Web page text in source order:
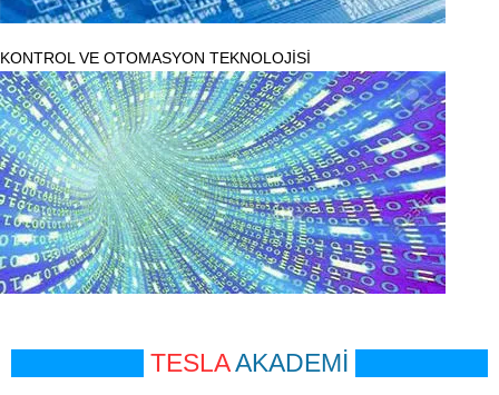
KONTROL VE OTOMASYON TEKNOLOJİSİ
TESLAAKADEMİ